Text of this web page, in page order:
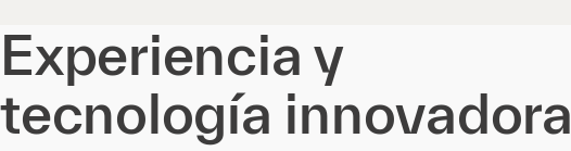
Experiencia y
tecnología innovadora